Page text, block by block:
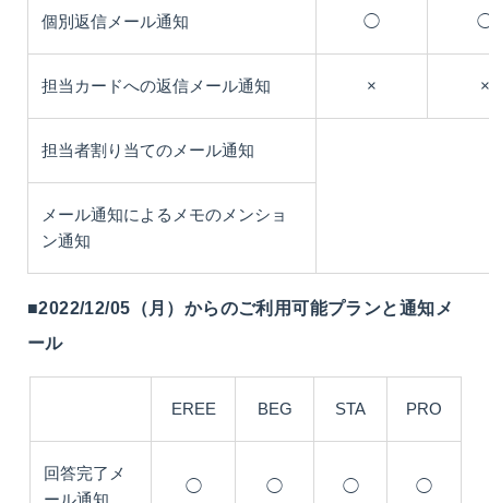
個別返信メール通知 ◯
担当カードへの返信メール通知 × ×
担当者割り当てのメール通知
メール通知によるメモのメンショ
ン通知
■2022/12/05（月）からのご利用可能プランと通知メ
ール
EREE BEG STA PRO
回答完了メ
◯ ◯ ◯ ◯